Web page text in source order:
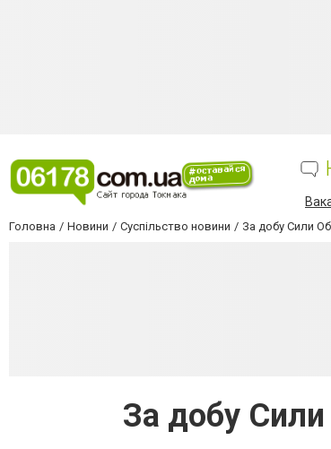
Головна Новини Суспільство новини За добу Сили
За добу Сили